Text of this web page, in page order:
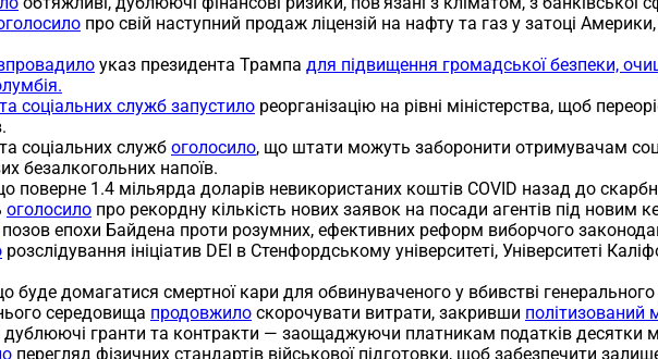
про свій наступний продаж ліцензій на нафту та газ у затоці
указ президента Трампа для підвищення громадської безпеки,
соціальних служб запустило реорганізацію на рівні міністерства, щоб
соціальних служб оголосило, що штати можуть заборонити отримувачам
безалкогольних напоїв.
поверне 1.4 мільярда доларів невикористаних коштів COVID назад до
оголосило про рекордну кількість нових заявок на посади агентів під новим
позов епохи Байдена проти розумних, ефективних реформ виборчого
розслідування ініціатив DEI в Стенфордському університеті, Університеті
буде домагатися смертної кари для обвинуваченого у вбивстві
середовища продовжило скорочувати витрати, закривши політизований
гранти та контракти — заощаджуючи платникам податків десятки
перегляд фізичних стандартів військової підготовки, щоб забезпечити